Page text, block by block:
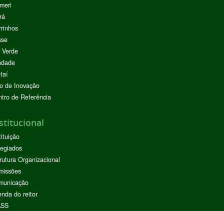
de Inovação
de Referência
Organizacional
do reitor